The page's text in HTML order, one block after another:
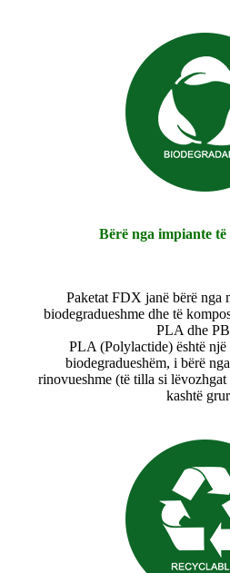
Bërë nga impiante
Paketat FDX janë bërë nga
biodegradueshme dhe të
PLA dhe
PLA (Polylactide) është një
biodegradueshëm, i bërë
rinovueshme (të tilla si
kashtë